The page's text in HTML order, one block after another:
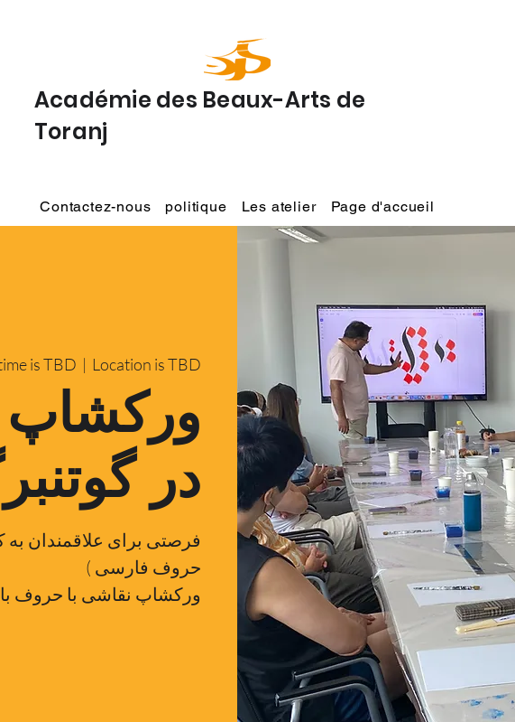
Académie des Beaux-Arts de
Toranj
Contactez-nous politique Les atelier Page d'accueil
is TBD
  |
Location is TBD
ورکشاپ
در
فرصتی برای علاقمندان به
حروف فارسی )
ورکشاپ نقاشی با حروف